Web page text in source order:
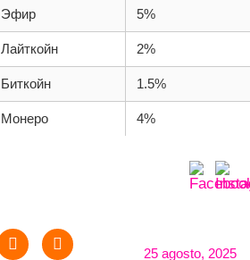
Эфир 5%
Лайткойн 2%
Биткойн 1.5%
Монеро 4%
25 agosto, 2025